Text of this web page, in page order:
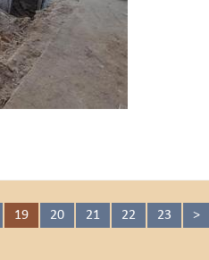
19 20 21 22 23 >